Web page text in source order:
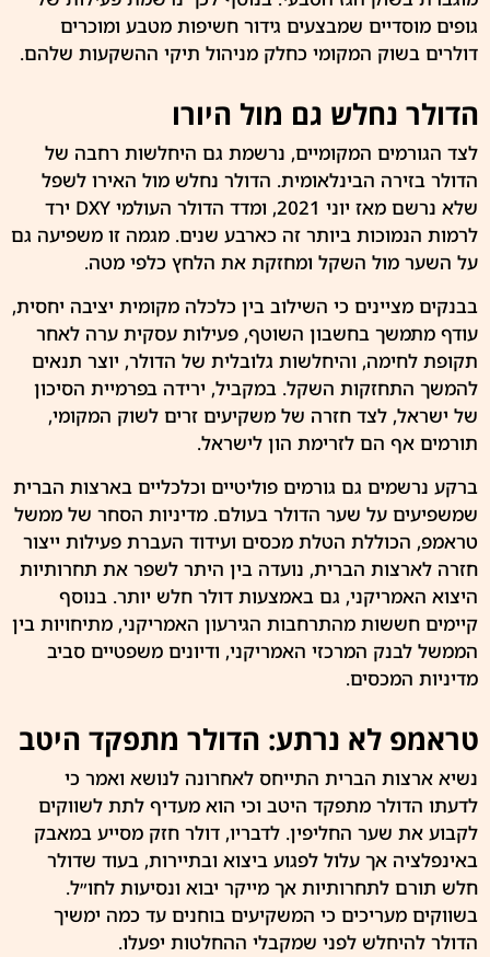
גופים מוסדיים שמבצעים גידור חשיפות מטבע ומוכרים
דולרים בשוק המקומי כחלק מניהול תיקי ההשקעות שלהם.
הדולר נחלש גם מול היורו
לצד הגורמים המקומיים, נרשמת גם היחלשות רחבה של
הדולר בזירה הבינלאומית. הדולר נחלש מול האירו לשפל
שלא נרשם מאז יוני 2021, ומדד הדולר העולמי DXY ירד
לרמות הנמוכות ביותר זה כארבע שנים. מגמה זו משפיעה גם
על השער מול השקל ומחזקת את הלחץ כלפי מטה.
בבנקים מציינים כי השילוב בין כלכלה מקומית יציבה יחסית,
עודף מתמשך בחשבון השוטף, פעילות עסקית ערה לאחר
תקופת לחימה, והיחלשות גלובלית של הדולר, יוצר תנאים
להמשך התחזקות השקל. במקביל, ירידה בפרמיית הסיכון
של ישראל, לצד חזרה של משקיעים זרים לשוק המקומי,
תורמים אף הם לזרימת הון לישראל.
ברקע נרשמים גם גורמים פוליטיים וכלכליים בארצות הברית
שמשפיעים על שער הדולר בעולם. מדיניות הסחר של ממשל
טראמפ, הכוללת הטלת מכסים ועידוד העברת פעילות ייצור
חזרה לארצות הברית, נועדה בין היתר לשפר את תחרותיות
היצוא האמריקני, גם באמצעות דולר חלש יותר. בנוסף
קיימים חששות מהתרחבות הגירעון האמריקני, מתיחויות בין
הממשל לבנק המרכזי האמריקני, ודיונים משפטיים סביב
מדיניות המכסים.
טראמפ לא נרתע: הדולר מתפקד היטב
נשיא ארצות הברית התייחס לאחרונה לנושא ואמר כי
לדעתו הדולר מתפקד היטב וכי הוא מעדיף לתת לשווקים
לקבוע את שער החליפין. לדבריו, דולר חזק מסייע במאבק
באינפלציה אך עלול לפגוע ביצוא ובתיירות, בעוד שדולר
חלש תורם לתחרותיות אך מייקר יבוא ונסיעות לחו״ל.
בשווקים מעריכים כי המשקיעים בוחנים עד כמה ימשיך
הדולר להיחלש לפני שמקבלי ההחלטות יפעלו.